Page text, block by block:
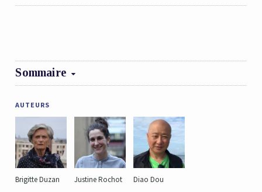
Sommaire
AUTEURS
Brigitte Duzan Justine Rochot Diao Dou